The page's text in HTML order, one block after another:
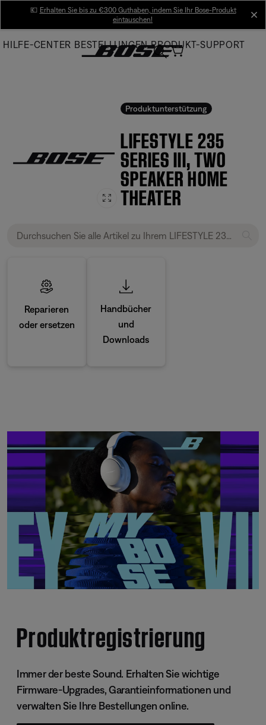
Main
💶 Erhalten Sie bis zu €300 Guthaben, indem Sie Ihr Bose-Produkt
eintauschen!
HILFE-CENTER BESTELLUNGEN PRODUKT-SUPPORT
Produktunterstützung
LIFESTYLE 235
SERIES III, TWO
SPEAKER HOME
THEATER
Reparieren
oder ersetzen
Handbücher
und
Downloads
Produktregistrierung
Immer der beste Sound. Erhalten Sie wichtige
Firmware-Upgrades, Garantieinformationen und
verwalten Sie Ihre Bestellungen online.